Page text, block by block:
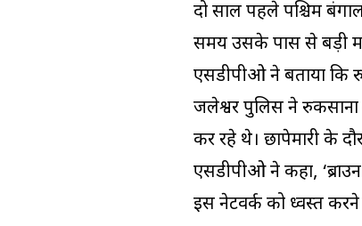
दो साल पहले पश्चिम
समय उसके पास से बड़ी
एसडीपीओ ने बताया कि
जलेश्वर पुलिस ने रुकसाना
कर रहे थे। छापेमारी के
एसडीपीओ ने कहा,
इस नेटवर्क को ध्वस्त